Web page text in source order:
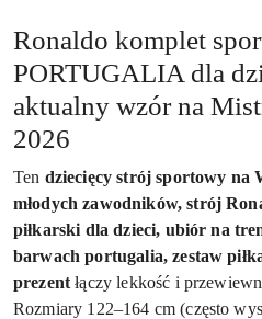
Ronaldo komplet
PORTUGALIA dla
aktualny wzór na
2026
Ten dziecięcy strój sportowy na
młodych zawodników, strój
piłkarski dla dzieci, ubiór na
barwach portugalia, zestaw
prezent łączy lekkość i
Rozmiary 122–164 cm (często